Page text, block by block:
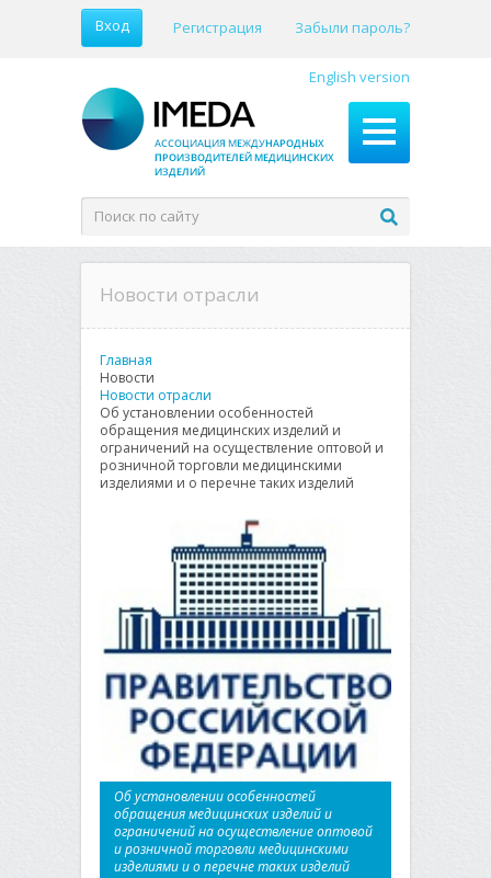
Вход Регистрация Забыли пароль?
English version
Новости отрасли
Главная
Новости
Новости отрасли
Об установлении особенностей
обращения медицинских изделий и
ограничений на осуществление оптовой и
розничной торговли медицинскими
изделиями и о перечне таких изделий
Об установлении особенностей
обращения медицинских изделий и
ограничений на осуществление оптовой
и розничной торговли медицинскими
изделиями и о перечне таких изделий